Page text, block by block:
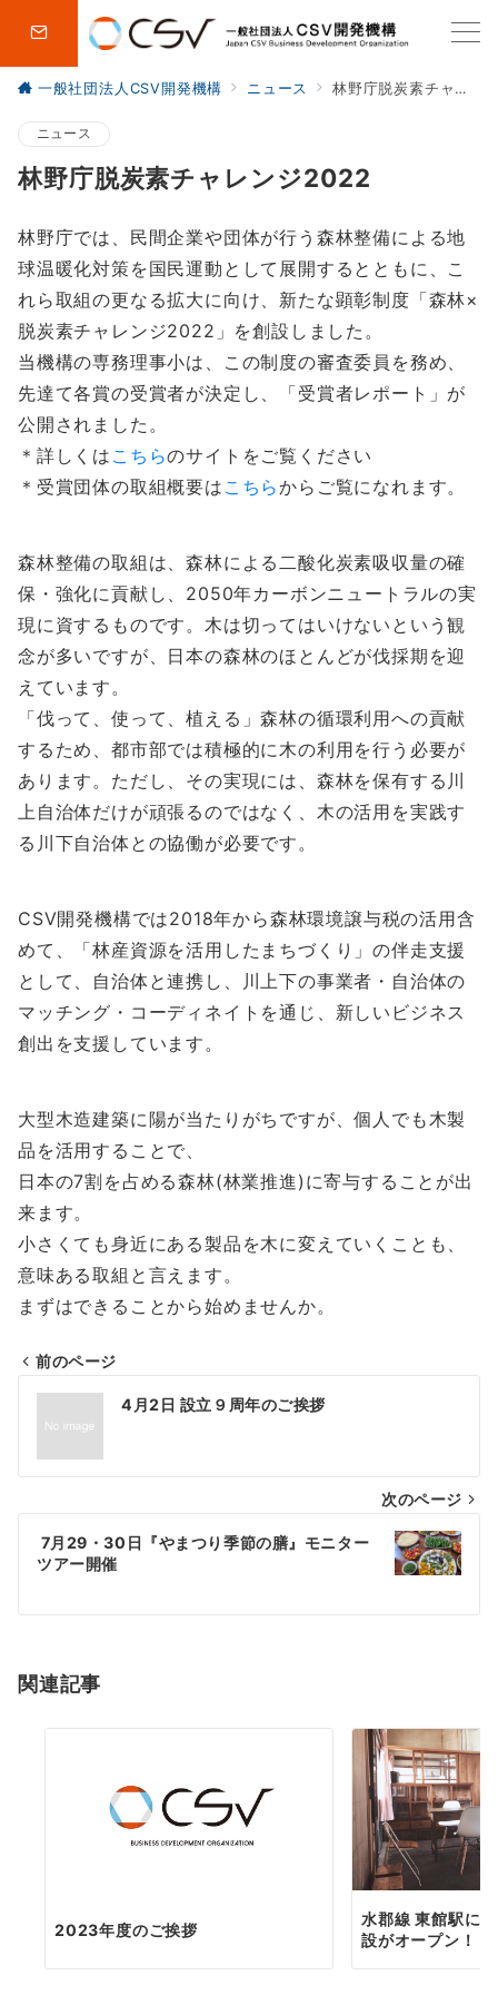
一般社団法人CSV開発機構 ニュース 林野庁脱炭素チャレンジ2022
ニュース
林野庁脱炭素チャレンジ2022
林野庁では、民間企業や団体が行う森林整備による地
球温暖化対策を国民運動として展開するとともに、こ
れら取組の更なる拡大に向け、新たな顕彰制度「森林×
脱炭素チャレンジ2022」を創設しました。
当機構の専務理事小は、この制度の審査委員を務め、
先達て各賞の受賞者が決定し、「受賞者レポート」が
公開されました。
＊詳しくは こちらのサイトをご覧ください
＊受賞団体の取組概要は こちらからご覧になれます。
森林整備の取組は、森林による二酸化炭素吸収量の確
保・強化に貢献し、2050年カーボンニュートラルの実
現に資するものです。木は切ってはいけないという観
念が多いですが、日本の森林のほとんどが伐採期を迎
えています。
「伐って、使って、植える」森林の循環利用への貢献
するため、都市部では積極的に木の利用を行う必要が
あります。ただし、その実現には、森林を保有する川
上自治体だけが頑張るのではなく、木の活用を実践す
る川下自治体との協働が必要です。
CSV開発機構では2018年から森林環境譲与税の活用含
めて、「林産資源を活用したまちづくり」の伴走支援
として、自治体と連携し、川上下の事業者・自治体の
マッチング・コーディネイトを通じ、新しいビジネス
創出を支援しています。
大型木造建築に陽が当たりがちですが、個人でも木製
品を活用することで、
日本の7割を占める森林(林業推進)に寄与することが出
来ます。
小さくても身近にある製品を木に変えていくことも、
意味ある取組と言えます。
まずはできることから始めませんか。
投
ナ
ビ
ゲ
シ
ン
前のページ
4月2日 設立９周年のご挨拶
次のページ
7月29・30日『やまつり季節の膳』モニター
ツアー開催
関連記事
2023年度のご挨拶
水郡線 東館駅に
設がオープン！